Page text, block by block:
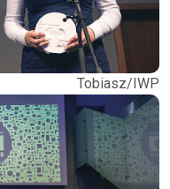
IWP